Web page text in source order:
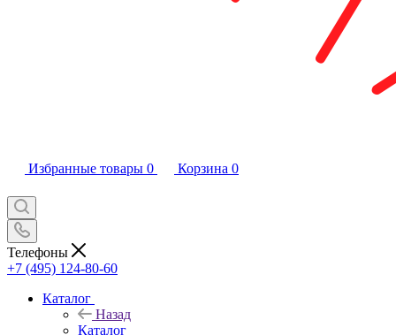
Избранные товары 0 Корзина 0
Телефоны
+7 (495) 124-80-60
Каталог
Назад
Каталог